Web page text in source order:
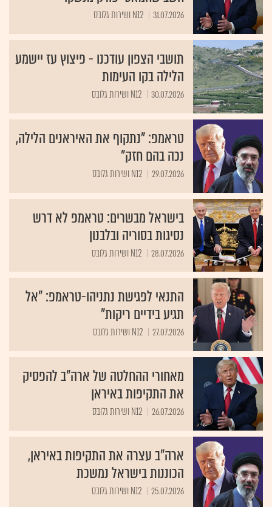
31.07.2026 N12 ושירות גלובס
תושבי הצפון עודכנו - פיצוץ עז יישמע
הלילה בקו העימות
30.07.2026 N12 ושירות גלובס
טראמפ: "נתקוף את האיראנים הלילה,
נכה בהם חזק"
29.07.2026 N12 ושירות גלובס
בישראל מבשרים: טראמפ לא דרש
נסיגות בסוריה ובלבנון
28.07.2026 N12 ושירות גלובס
התנאי לפגישת נתניהו-טראמפ: "אל
תגיע בידיים ריקות"
27.07.2026 N12 ושירות גלובס
מאחורי ההחלטה של ארה"ב להפסיק
את התקיפות באיראן
26.07.2026 N12 ושירות גלובס
ארה"ב עצרה את התקיפות באיראן,
הכוננות בישראל נמשכת
25.07.2026 N12 ושירות גלובס